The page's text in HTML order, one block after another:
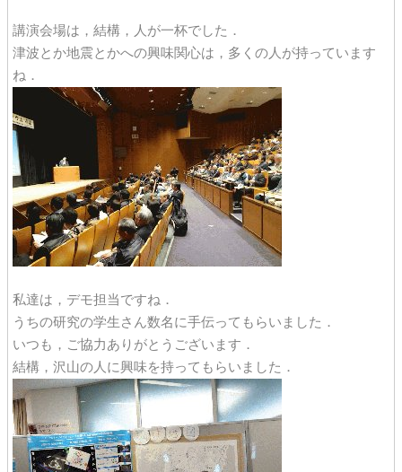
講演会場は，結構，人が一杯でした．
津波とか地震とかへの興味関心は，多くの人が持っています
ね．
私達は，デモ担当ですね．
うちの研究の学生さん数名に手伝ってもらいました．
いつも，ご協力ありがとうございます．
結構，沢山の人に興味を持ってもらいました．